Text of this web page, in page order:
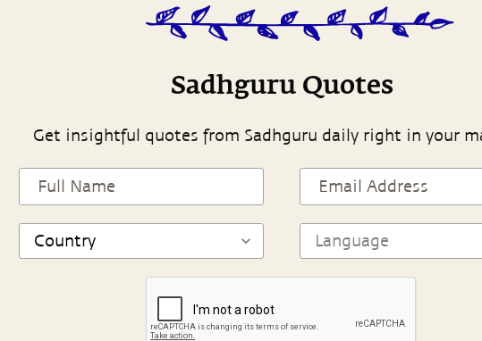
Sadhguru Quotes
Get insightful quotes from Sadhguru daily right in your